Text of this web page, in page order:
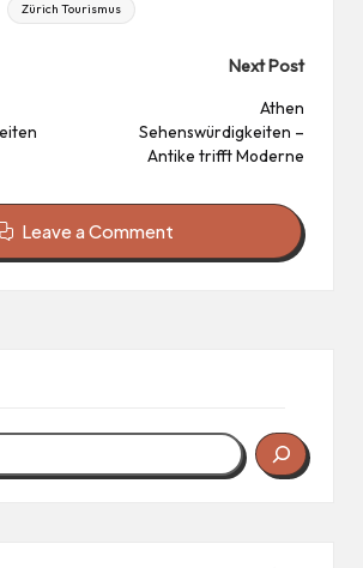
Zürich Tourismus
Next Post
Athen
Sehenswürdigkeiten –
Antike trifft Moderne
Leave a Comment